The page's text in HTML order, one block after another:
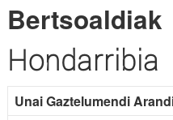
Bertsoaldiak
Hondarribia
Unai Gaztelumendi